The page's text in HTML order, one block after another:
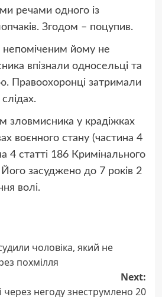
речами одного із
Згодом – поцупив.
непоміченим йому не
впізнали односельці та
Правоохоронці затримали
зловмисника у крадіжках
воєнного стану (частина 4
4 статті 186 Кримінального
Його засуджено до 7 років 2
волі.
чоловіка, який не
похмілля
Next:
негоду знеструмлено 20